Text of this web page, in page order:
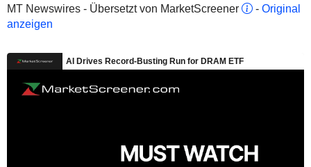
MT Newswires - Übersetzt von MarketScreener
- Original
anzeigen